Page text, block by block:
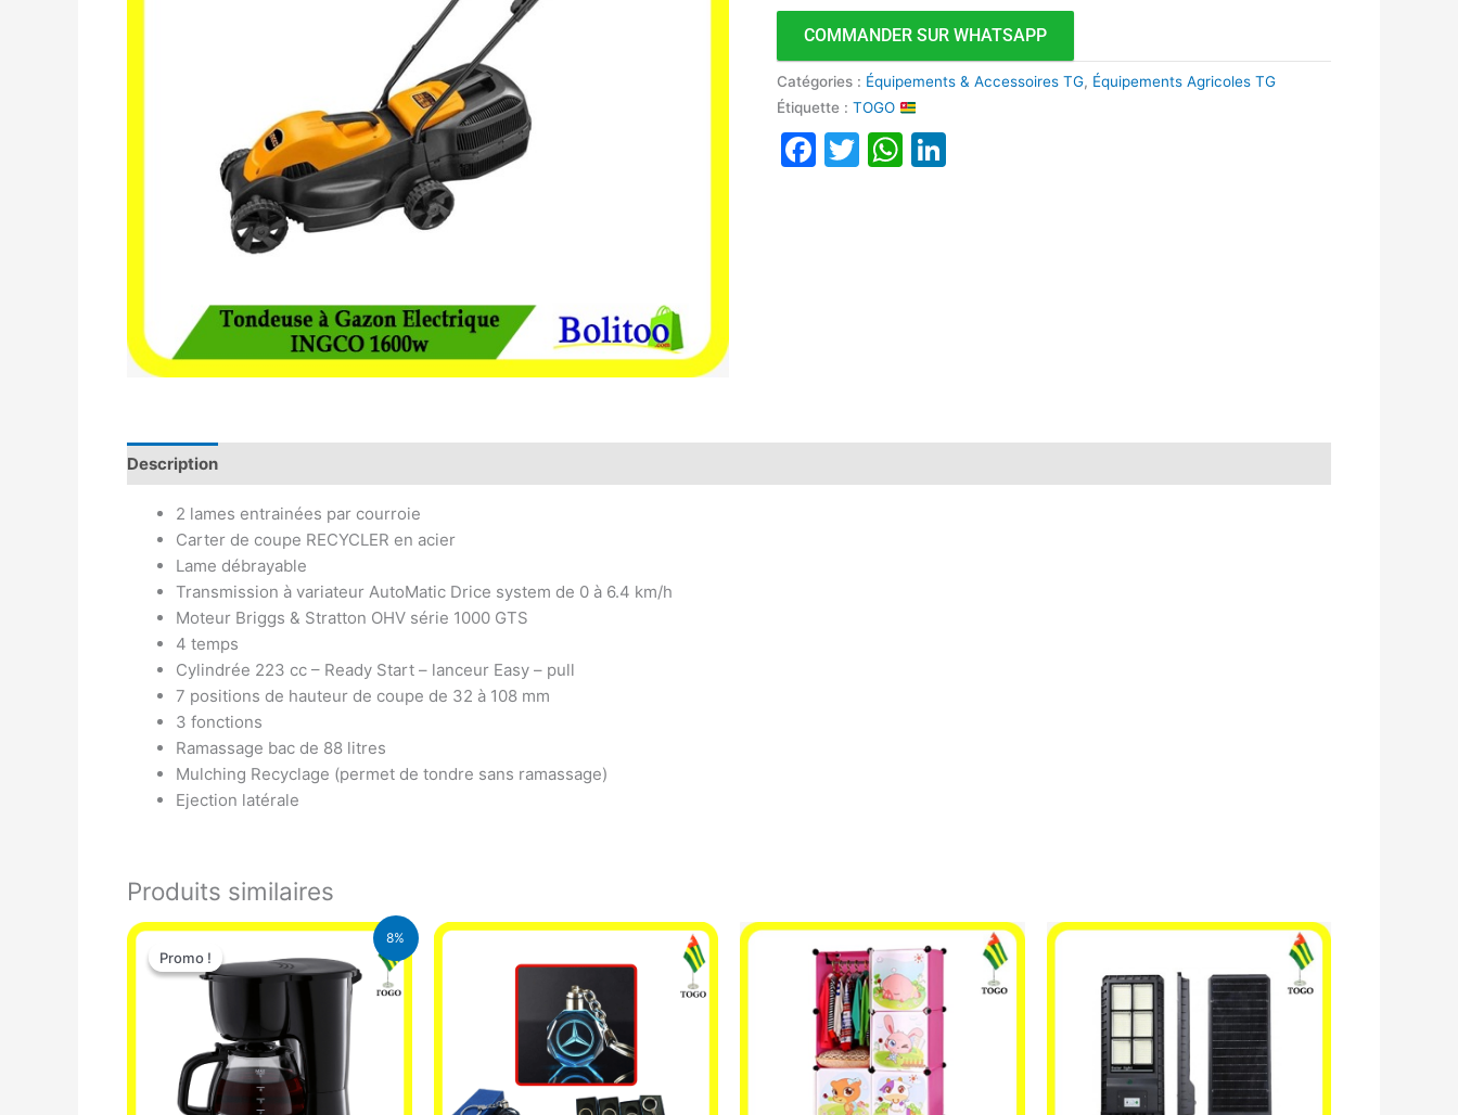
COMMANDER SUR WHATSAPP
Catégories : Équipements & Accessoires TG, Équipements Agricoles TG
Étiquette :TOGO
Facebook
TwitterWhatsApp
Description
2 lames entrainées par courroie
Carter de coupe RECYCLER en acier
Lame débrayable
Transmission à variateur AutoMatic Drice system de 0 à 6.4 km/h
Moteur Briggs & Stratton OHV série 1000 GTS
4 temps
Cylindrée 223 cc – Ready Start – lanceur Easy – pull
7 positions de hauteur de coupe de 32 à 108 mm
3 fonctions
Ramassage bac de 88 litres
Mulching Recyclage (permet de tondre sans ramassage)
Ejection latérale
Produits similaires
8%
Promo !
Promo !
Le
initial
était :
25.000 CFA.
Le
actuel
est :
23.000 CFA.